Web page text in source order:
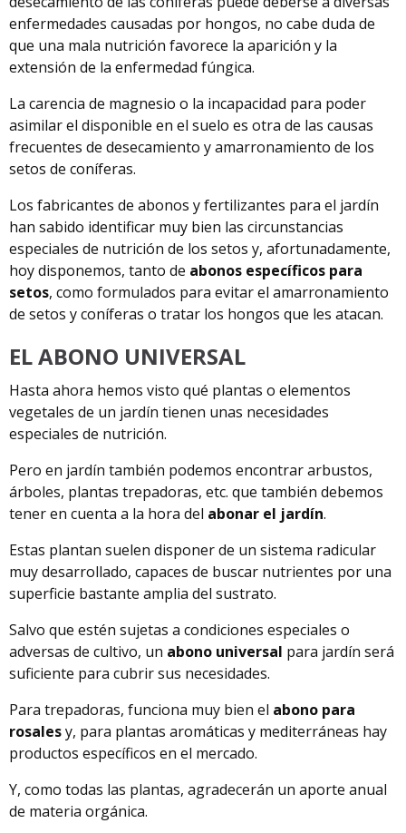
enfermedades causadas por hongos, no cabe duda de
que una mala nutrición favorece la aparición y la
extensión de la enfermedad fúngica.
La carencia de magnesio o la incapacidad para poder
asimilar el disponible en el suelo es otra de las causas
frecuentes de desecamiento y amarronamiento de los
setos de coníferas.
Los fabricantes de abonos y fertilizantes para el jardín
han sabido identificar muy bien las circunstancias
especiales de nutrición de los setos y, afortunadamente,
hoy disponemos, tanto de abonos específicos para
setos, como formulados para evitar el amarronamiento
de setos y coníferas o tratar los hongos que les atacan.
EL ABONO UNIVERSAL
Hasta ahora hemos visto qué plantas o elementos
vegetales de un jardín tienen unas necesidades
especiales de nutrición.
Pero en jardín también podemos encontrar arbustos,
árboles, plantas trepadoras, etc. que también debemos
tener en cuenta a la hora del abonar el jardín.
Estas plantan suelen disponer de un sistema radicular
muy desarrollado, capaces de buscar nutrientes por una
superficie bastante amplia del sustrato.
Salvo que estén sujetas a condiciones especiales o
adversas de cultivo, un abono universal para jardín será
suficiente para cubrir sus necesidades.
Para trepadoras, funciona muy bien el abono para
rosalesy, para plantas aromáticas y mediterráneas hay
productos específicos en el mercado.
Y, como todas las plantas, agradecerán un aporte anual
de materia orgánica.